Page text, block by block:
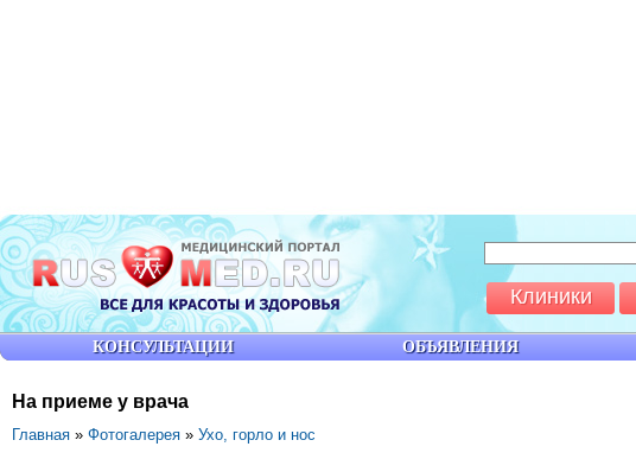
На приеме у врача
Главная » Фотогалерея » Ухо, горло и нос
КОНСУЛЬТАЦИИ ОБЪЯВЛЕНИЯ
Клиники